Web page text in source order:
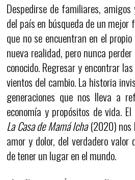
Despedirse de familiares,
del país en búsqueda de un
que no se encuentran en el
nueva realidad, pero nunca
conocido. Regresar y encontrar
vientos del cambio. La historia
generaciones que nos lleva a
economía y propósitos de vida.
La Casa de Mamá Icha(2020) nos
amor y dolor, del verdadero
de tener un lugar en el mundo.